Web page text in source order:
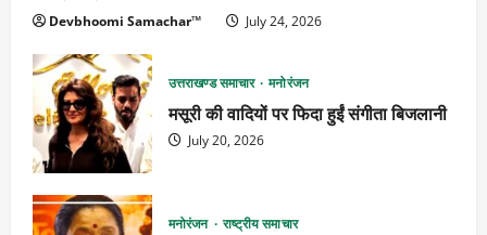
Devbhoomi Samachar™ July 24, 2026
उत्तराखण्ड समाचार मनोरंजन
मसूरी की वादियों पर फिदा हुईं संगीता बिजलानी
July 20, 2026
मनोरंजन राष्ट्रीय समाचार